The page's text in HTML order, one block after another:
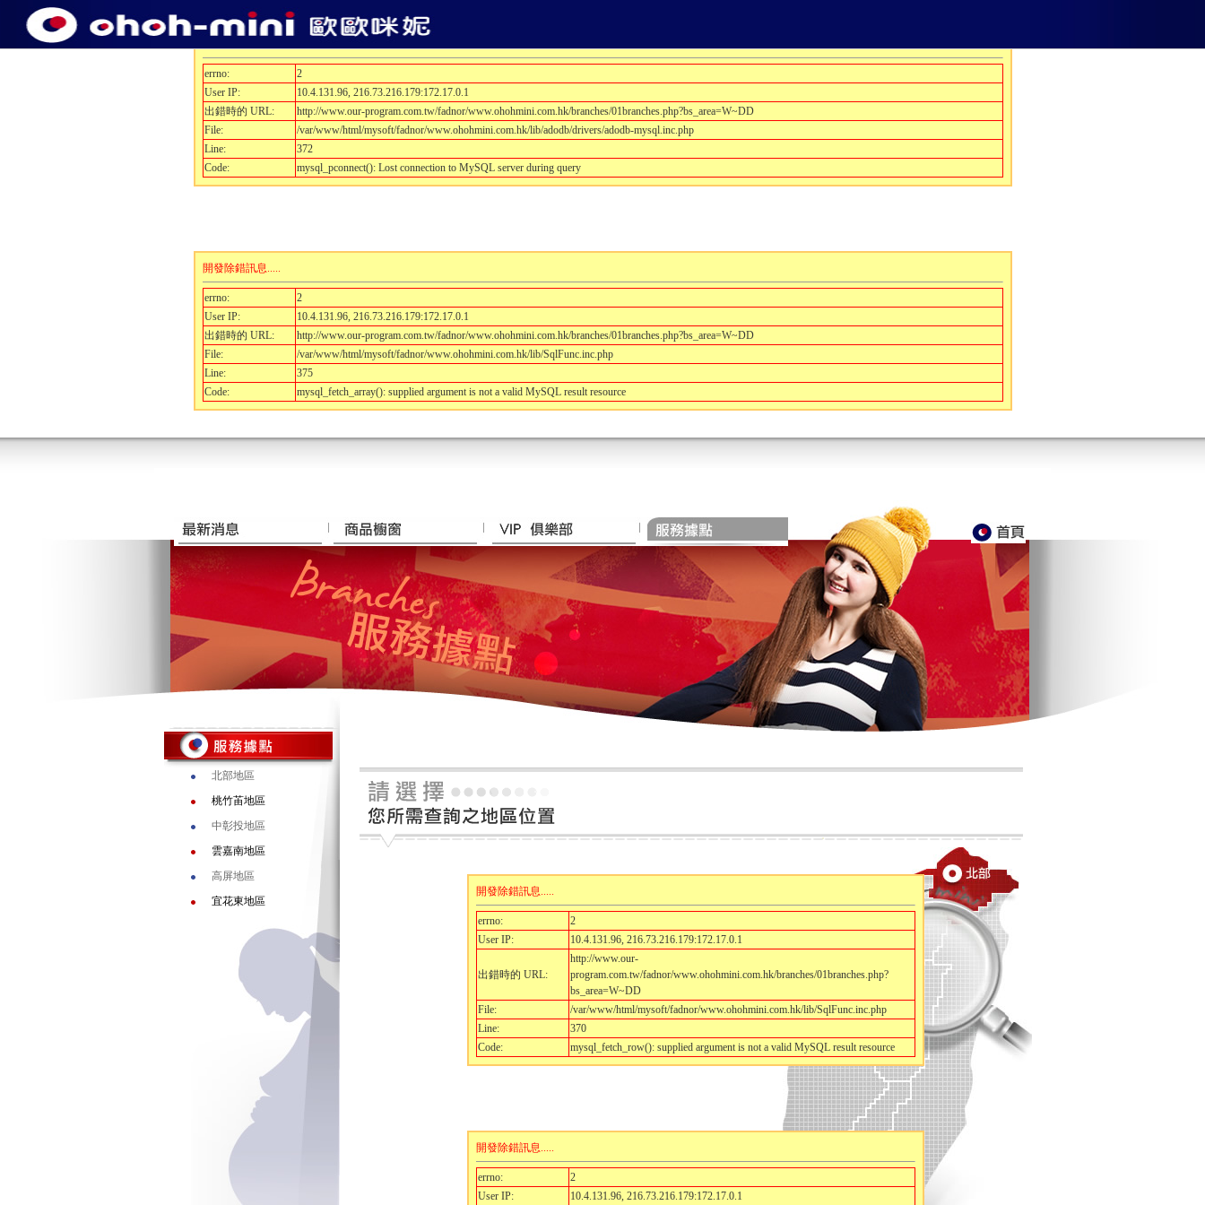
errno:
2
User IP:
10.4.131.96, 216.73.216.179:172.17.0.1
出錯時的 URL:
http://www.our-program.com.tw/fadnor/www.ohohmini.com.hk/branches/01branches.php?bs_area=W~DD
File:
/var/www/html/mysoft/fadnor/www.ohohmini.com.hk/lib/adodb/drivers/adodb-mysql.inc.php
Line:
372
Code:
mysql_pconnect(): Lost connection to MySQL server during query
開發除錯訊息.....
errno:
2
User IP:
10.4.131.96, 216.73.216.179:172.17.0.1
出錯時的 URL:
http://www.our-program.com.tw/fadnor/www.ohohmini.com.hk/branches/01branches.php?bs_area=W~DD
File:
/var/www/html/mysoft/fadnor/www.ohohmini.com.hk/lib/SqlFunc.inc.php
Line:
375
Code:
mysql_fetch_array(): supplied argument is not a valid MySQL result resource
北部地區
桃竹苖地區
中彰投地區
雲嘉南地區
高屏地區
宜花東地區
開發除錯訊息.....
errno:
2
User IP:
10.4.131.96, 216.73.216.179:172.17.0.1
出錯時的 URL:
http://www.our-
program.com.tw/fadnor/www.ohohmini.com.hk/branches/01branches.php?
bs_area=W~DD
File:
/var/www/html/mysoft/fadnor/www.ohohmini.com.hk/lib/SqlFunc.inc.php
Line:
370
Code:
mysql_fetch_row(): supplied argument is not a valid MySQL result resource
開發除錯訊息.....
errno:
2
User IP:
10.4.131.96, 216.73.216.179:172.17.0.1